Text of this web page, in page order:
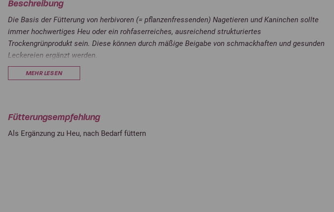
Beschreibung
Die Basis der Fütterung von herbivoren (= pflanzenfressenden) Nagetieren und Kaninchen sollte
immer hochwertiges Heu oder ein rohfaserreiches, ausreichend strukturiertes
Trockengrünprodukt sein. Diese können durch mäßige Beigabe von schmackhaften und gesunden
Leckereien ergänzt werden.
Die Grundlage von
Und bitte denken Sie daran:
Gemüse, Grünfutter oder Obst zugefüttert bekommen. Diese decken den lebenswichtigen Bedarf
an Vitamin C.
MEHR LESEN
Fütterungsempfehlung
Als Ergänzung zu Heu, nach Bedarf füttern